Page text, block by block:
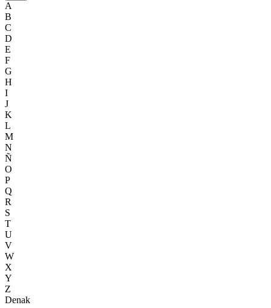
A
B
C
D
E
F
G
H
I
J
K
L
M
N
Ñ
O
P
Q
R
S
T
U
V
W
X
Y
Z
Denak